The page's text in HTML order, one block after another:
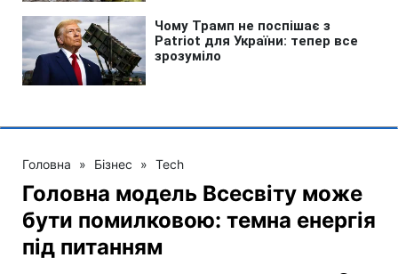
Головна » Бізнес » Tech
Головна модель Всесвіту може
бути помилковою: темна енергія
під питанням